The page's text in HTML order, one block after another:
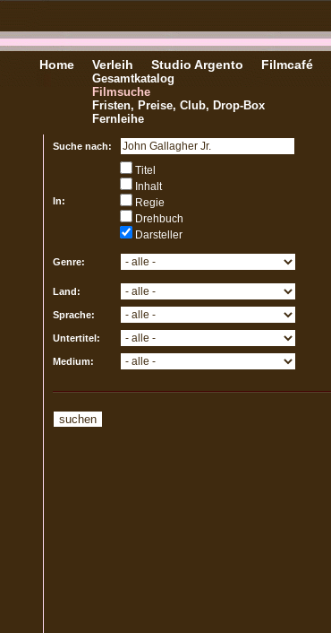
Home Verleih
Gesamtkatalog
Filmsuche
Fristen, Preise, Club, Drop-Box
Fernleihe
Studio Argento Filmcafé
Suche nach:
In:
Titel
Inhalt
Regie
Drehbuch
Darsteller
Genre:
Land:
Sprache:
Untertitel:
Medium: